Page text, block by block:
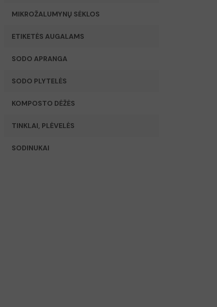
MIKROŽALUMYNŲ SĖKLOS
ETIKETĖS AUGALAMS
SODO APRANGA
SODO PLYTELĖS
KOMPOSTO DĖŽĖS
TINKLAI, PLĖVELĖS
SODINUKAI